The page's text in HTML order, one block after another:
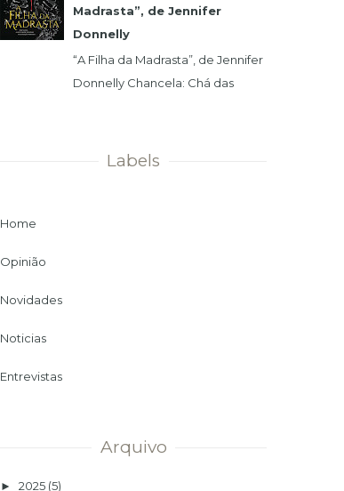
Madrasta”, de Jennifer
Donnelly
“A Filha da Madrasta”, de Jennifer
Donnelly Chancela: Chá das
Labels
Home
Opinião
Novidades
Noticias
Entrevistas
Arquivo
► 2025 (5)